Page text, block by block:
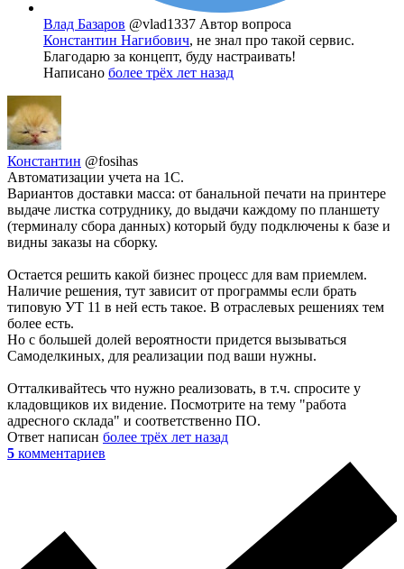
Влад Базаров @vlad1337 Автор вопроса
Константин Нагибович, не знал про такой сервис.
Благодарю за концепт, буду настраивать!
Написано более трёх лет назад
Константин @fosihas
Автоматизации учета на 1С.
Вариантов доставки масса: от банальной печати на принтере
выдаче листка сотруднику, до выдачи каждому по планшету
(терминалу сбора данных) который буду подключены к базе и
видны заказы на сборку.
Остается решить какой бизнес процесс для вам приемлем.
Наличие решения, тут зависит от программы если брать
типовую УТ 11 в ней есть такое. В отраслевых решениях тем
более есть.
Но с большей долей вероятности придется вызываться
Самоделкиных, для реализации под ваши нужны.
Отталкивайтесь что нужно реализовать, в т.ч. спросите у
кладовщиков их видение. Посмотрите на тему "работа
адресного склада" и соответственно ПО.
Ответ написан более трёх лет назад
5 комментариев